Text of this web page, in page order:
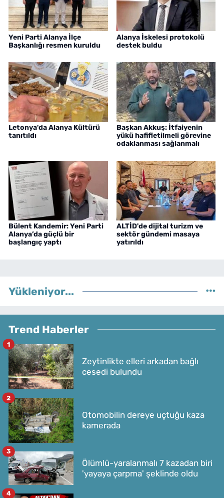
Yeni Parti Alanya İlçe
Başkanlığı resmen kuruldu
Alanya İskelesi protokolü
destek buldu
Letonya'da Alanya Kültürü
tanıtıldı
Başkan Akkuş: İtfaiyenin
yükü hafifletilmeli görevine
odaklanması sağlanmalı
Bülent Kandemir: Yeni Parti
Alanya’da güçlü bir
başlangıç yaptı
ALTİD'de dijital turizm ve
sektör gündemi masaya
yatırıldı
Yükleniyor...
Trend Haberler
Zeytinlikte elleri arkadan bağlı
cesedi bulundu
1
Otomobilin dereye uçtuğu kaza
kamerada
2
Ölümlü-yaralanmalı 7 kazadan biri
'yayaya çarpma' şeklinde oldu
3
4